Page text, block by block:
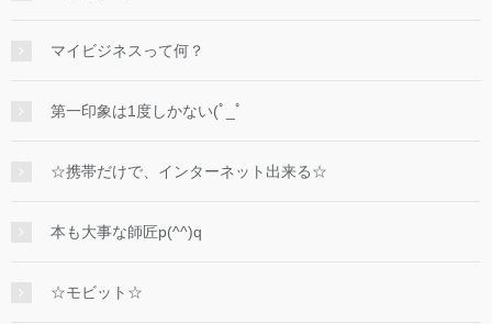
マイビジネスって何？
第一印象は1度しかない(ﾟ_ﾟ
☆携帯だけで、インターネット出来る☆
本も大事な師匠p(^^)q
☆モビット☆